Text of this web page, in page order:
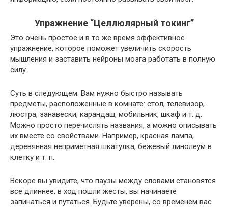
Упражнение “Целлюлярный токинг”
Это очень простое и в то же время эффективное
упражнение, которое поможет увеличить скорость
мышления и заставить нейроны мозга работать в полную
силу.
Суть в следующем. Вам нужно быстро называть
предметы, расположенные в комнате: стол, телевизор,
люстра, занавески, карандаш, мобильник, шкаф и т. д.
Можно просто перечислять названия, а можно описывать
их вместе со свойствами. Например, красная лампа,
деревянная неприметная шкатулка, бежевый линолеум в
клетку и т. п.
Вскоре вы увидите, что паузы между словами становятся
все длиннее, в ход пошли жесты, вы начинаете
запинаться и путаться. Будьте уверены, со временем вас